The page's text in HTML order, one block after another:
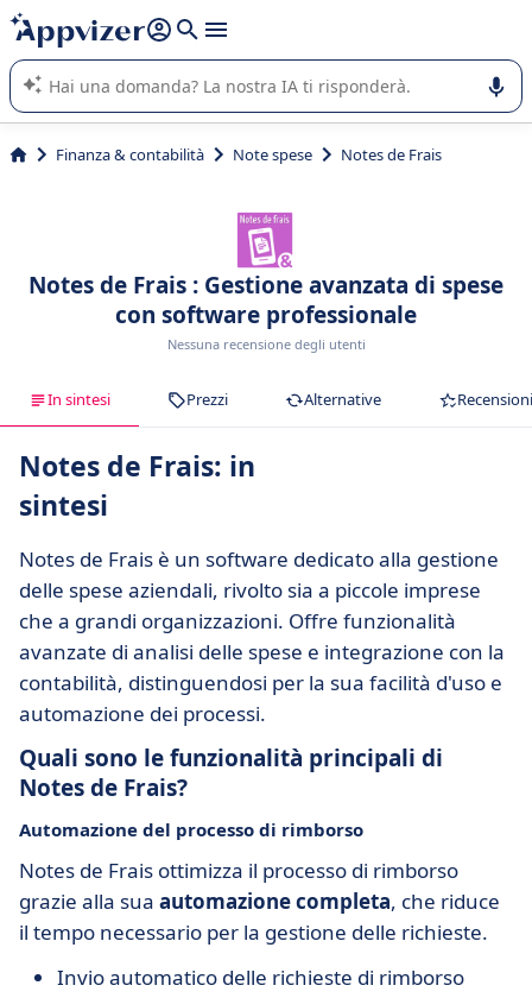
righe con
shift + enter
L'IA di Appvizer vi guida nell'utilizzo o nella scelta di un
software SaaS per la vostra azienda.
Finanza & contabilità Note spese Notes de Frais
Notes de Frais : Gestione avanzata di spese
con software professionale
Nessuna recensione degli utenti
In sintesi Prezzi Alternative Recensioni
Notes de Frais: in
sintesi
Notes de Frais è un software dedicato alla gestione
delle spese aziendali, rivolto sia a piccole imprese
che a grandi organizzazioni. Offre funzionalità
avanzate di analisi delle spese e integrazione con la
contabilità, distinguendosi per la sua facilità d'uso e
automazione dei processi.
Quali sono le funzionalità principali di
Notes de Frais?
Automazione del processo di rimborso
Notes de Frais ottimizza il processo di rimborso
grazie alla sua automazione completa, che riduce
il tempo necessario per la gestione delle richieste.
Invio automatico delle richieste di rimborso